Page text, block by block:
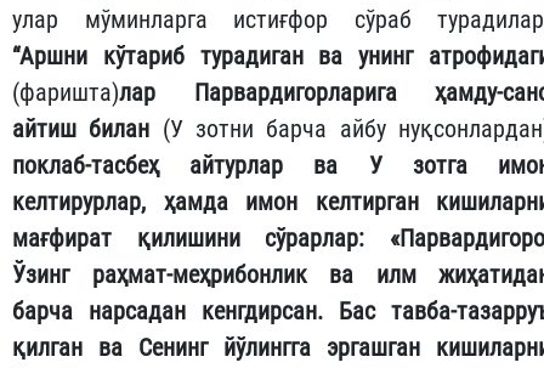
улар мўминларга истиғфор сўраб
“Аршни кўтариб турадиган ва унинг
(фаришта)лар
Парвардигорларига ҳамду-
айтиш билан (У зотни барча айбу
поклаб-тасбеҳ айтурлар ва У зотга
келтирурлар, ҳамда имон келтирган
мағфират қилишини сўрарлар:
Ўзинг раҳмат-меҳрибонлик ва илм
барча нарсадан кенгдирсан. Бас тавба-
қилган ва Сенинг йўлингга эргашган